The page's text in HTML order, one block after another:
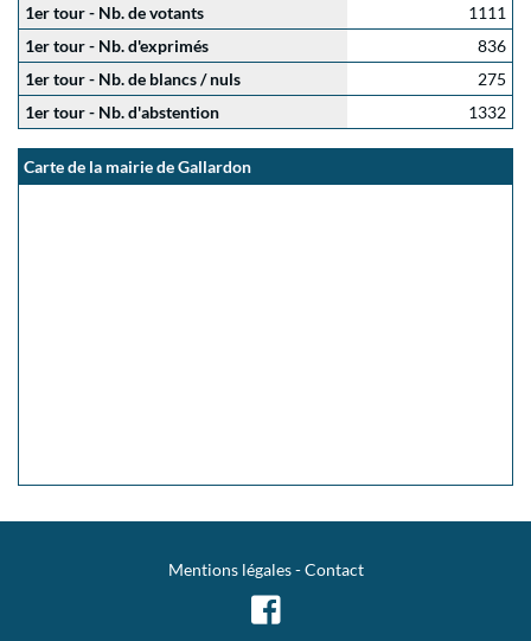
1er tour - Nb. de votants
1111
1er tour - Nb. d'exprimés
836
1er tour - Nb. de blancs / nuls
275
1er tour - Nb. d'abstention
1332
Carte de la mairie de Gallardon
Mentions légales-Contact